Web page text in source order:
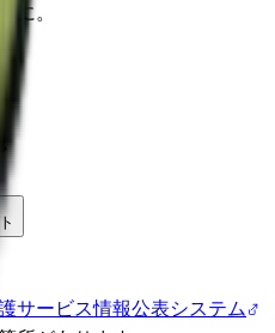
に。
サービス情報公表システム